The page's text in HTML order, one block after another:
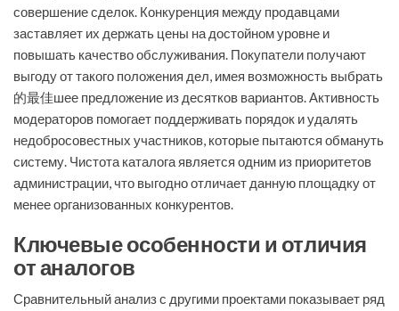
совершение сделок. Конкуренция между продавцами
заставляет их держать цены на достойном уровне и
повышать качество обслуживания. Покупатели получают
выгоду от такого положения дел, имея возможность выбрать
的最佳шее предложение из десятков вариантов. Активность
модераторов помогает поддерживать порядок и удалять
недобросовестных участников, которые пытаются обмануть
систему. Чистота каталога является одним из приоритетов
администрации, что выгодно отличает данную площадку от
менее организованных конкурентов.
Ключевые особенности и отличия
от аналогов
Сравнительный анализ с другими проектами показывает ряд